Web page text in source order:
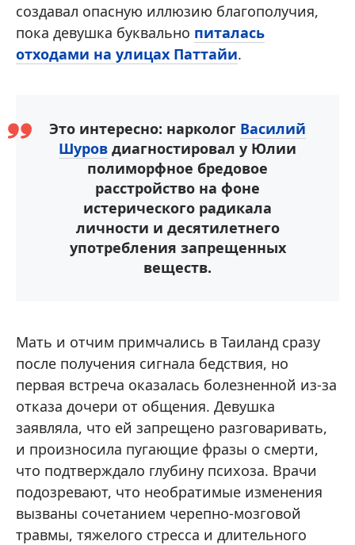
создавал опасную иллюзию благополучия,
пока девушка буквально питалась
отходами на улицах Паттайи.
Это интересно: нарколог Василий
Шуров диагностировал у Юлии
полиморфное бредовое
расстройство на фоне
истерического радикала
личности и десятилетнего
употребления запрещенных
веществ.
Мать и отчим примчались в Таиланд сразу
после получения сигнала бедствия, но
первая встреча оказалась болезненной из-за
отказа дочери от общения. Девушка
заявляла, что ей запрещено разговаривать,
и произносила пугающие фразы о смерти,
что подтверждало глубину психоза. Врачи
подозревают, что необратимые изменения
вызваны сочетанием черепно-мозговой
травмы, тяжелого стресса и длительного